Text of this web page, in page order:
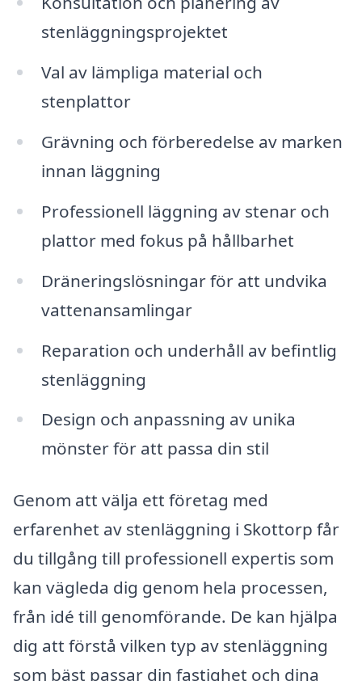
stenläggningsprojektet
Val av lämpliga material och
stenplattor
Grävning och förberedelse av marken
innan läggning
Professionell läggning av stenar och
plattor med fokus på hållbarhet
Dräneringslösningar för att undvika
vattenansamlingar
Reparation och underhåll av befintlig
stenläggning
Design och anpassning av unika
mönster för att passa din stil
Genom att välja ett företag med
erfarenhet av stenläggning i Skottorp får
du tillgång till professionell expertis som
kan vägleda dig genom hela processen,
från idé till genomförande. De kan hjälpa
dig att förstå vilken typ av stenläggning
som bäst passar din fastighet och dina